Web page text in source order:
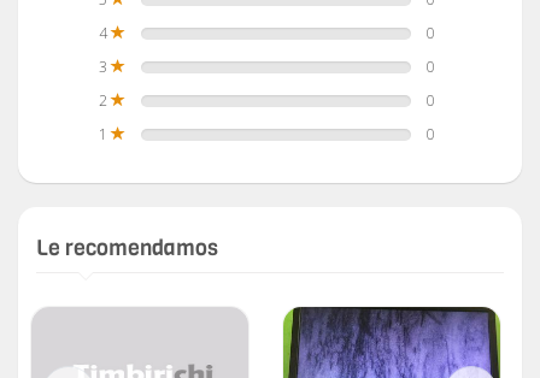
4
0
3
0
2
0
1
0
Le recomendamos